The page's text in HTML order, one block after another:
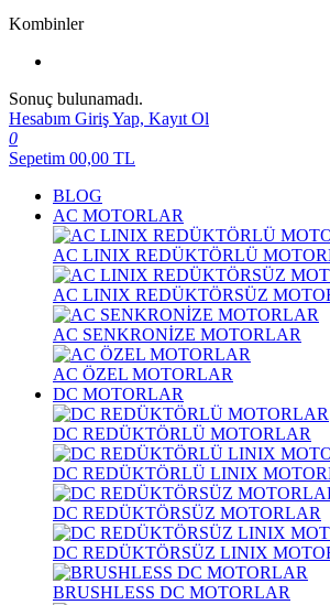
Kombinler
Sonuç bulunamadı.
Hesabım Giriş Yap, Kayıt Ol
0
Sepetim 00,00 TL
BLOG
AC MOTORLAR
AC LINIX REDÜKTÖRLÜ
AC LINIX REDÜKTÖRSÜZ
AC SENKRONİZE MOTORLAR
AC ÖZEL MOTORLAR
DC MOTORLAR
DC REDÜKTÖRLÜ MOTORLAR
DC REDÜKTÖRLÜ LINIX
DC REDÜKTÖRSÜZ MOTORLAR
DC REDÜKTÖRSÜZ LINIX
BRUSHLESS DC MOTORLAR